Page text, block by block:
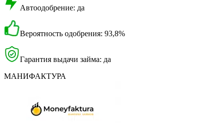
Автоодобрение: да
Вероятность одобрения: 93,8%
Гарантия выдачи займа: да
МАНИФАКТУРА